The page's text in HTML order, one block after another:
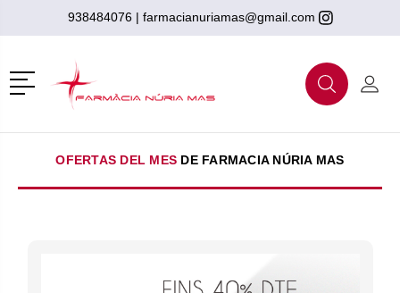
938484076 | farmacianuriamas@gmail.com
Menú
BuscarMi
OFERTAS DEL MES DE FARMACIA NÚRIA MAS